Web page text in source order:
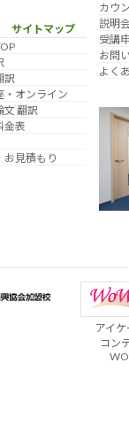
サイトマップ
訳
・オンライン
文 翻訳
金表
お見積もり
カウ
説明
受講
お問
よく
アイ
コン